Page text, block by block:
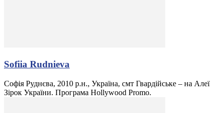
Sofiia Rudnieva
Софія Руднєва, 2010 р.н., Україна, смт Гвардійське – на Алеї
Зірок України. Програма Hollywood Promo.